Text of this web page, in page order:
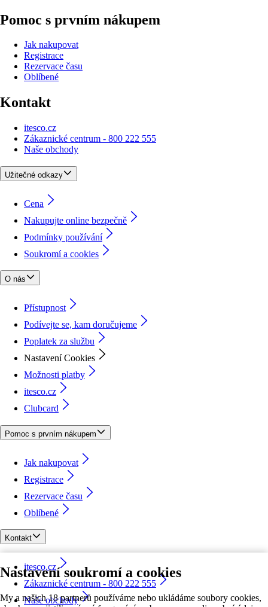
Nastavení soukromí a cookies
My a našich 18 partnerů používáme nebo ukládáme soubory cookies,
Pomoc s prvním nákupem
Jak nakupovat
Registrace
Rezervace času
Oblíbené
Kontakt
itesco.cz
Zákaznické centrum - 800 222 555
Naše obchody
Užitečné odkazy
Cena
Nakupujte online bezpečně
Podmínky používání
Soukromí a cookies
O nás
Přístupnost
Podívejte se, kam doručujeme
Poplatek za službu
Nastavení Cookies
Možnosti platby
itesco.cz
Clubcard
Pomoc s prvním nákupem
Jak nakupovat
Registrace
Rezervace času
Oblíbené
Kontakt
itesco.cz
Zákaznické centrum - 800 222 555
Naše obchody